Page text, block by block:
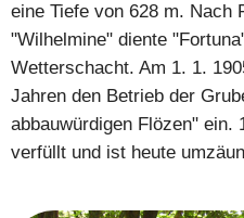
eine Tiefe von 628 m. Nach
"Wilhelmine" diente
Wetterschacht. Am 1. 1.
Jahren den Betrieb der
abbauwürdigen Flözen" ein.
verfüllt und ist heute